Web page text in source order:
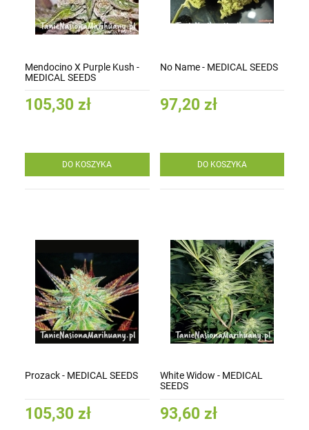
Mendocino X Purple Kush -
MEDICAL SEEDS
105,30 zł
DO KOSZYKA
No Name - MEDICAL SEEDS
97,20 zł
DO KOSZYKA
Prozack - MEDICAL SEEDS
105,30 zł
White Widow - MEDICAL
SEEDS
93,60 zł